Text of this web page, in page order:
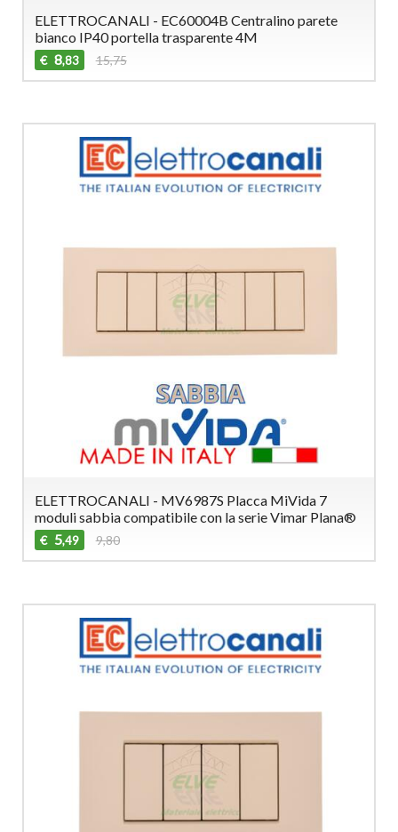
ELETTROCANALI - EC60004B Centralino parete
bianco IP40 portella trasparente 4M
€ 8,83 15,75
ELETTROCANALI - MV6987S Placca MiVida 7
moduli sabbia compatibile con la serie Vimar Plana®
€ 5,49 9,80